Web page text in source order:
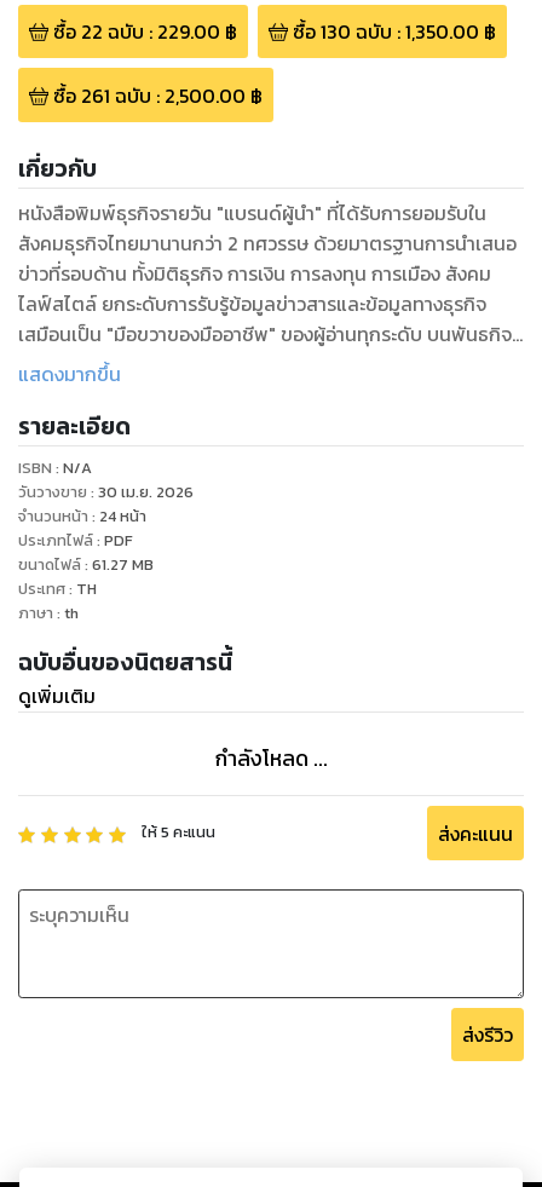
ซื้อ 22 ฉบับ : 229.00 ฿ ซื้อ130 ฉบับ :1,350.00 ฿
ซื้อ 261 ฉบับ : 2,500.00 ฿
เกี่ยวกับ
หนังสือพิมพ์ธุรกิจรายวัน "แบรนด์ผู้นำ" ที่ได้รับการยอมรับใน
สังคมธุรกิจไทยมานานกว่า 2 ทศวรรษ ด้วยมาตรฐานการนำเสนอ
ข่าวที่รอบด้าน ทั้งมิติธุรกิจ การเงิน การลงทุน การเมือง สังคม
ไลฟ์สไตล์ ยกระดับการรับรู้ข้อมูลข่าวสารและข้อมูลทางธุรกิจ
เสมือนเป็น "มือขวาของมืออาชีพ" ของผู้อ่านทุกระดับ บนพันธกิจ
เพื่อสร้างคลังข้อมูลความรู้ที่ถูกต้อง แม่นยำให้ผู้อ่านใช้เป็นเครื่อง
แสดงมากขึ้น
รายละเอียด
ISBN : N/A
วันวางขาย : 30 เม.ย. 2026
จำนวนหน้า : 24หน้า
ประเภทไฟล์: PDF
ขนาดไฟล์: 61.27 MB
ประเทศ: TH
ภาษา : th
ฉบับอื่นของนิตยสารนี้
ดูเพิ่มเติม
กำลังโหลด ...
ให้5 คะแนน ส่งคะแนน
ส่งรีวิว